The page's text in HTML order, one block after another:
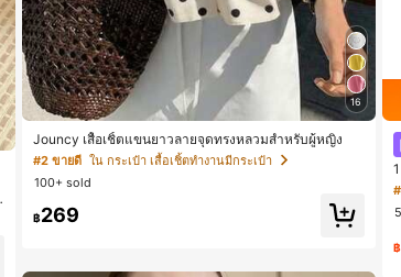
16
Jouncy เสื้อเชิ้ตแขนยาวลายจุดทรงหลวมสำหรับผู้หญิง
#2 ขายดี ใน กระเป๋า เสื้อเชิ้ตทำงานมีกระเป๋า
100+ sold
฿269
฿